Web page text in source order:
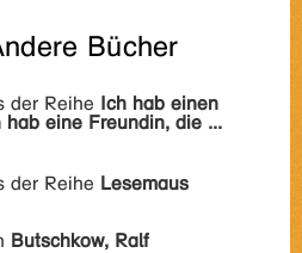
Bücher
der Reihe Ich hab einen
hab eine Freundin, die ...
der Reihe Lesemaus
Butschkow, Ralf